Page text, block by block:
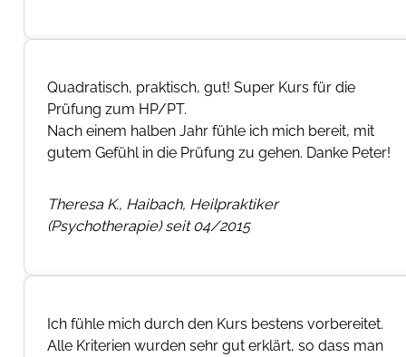
Quadratisch, praktisch, gut! Super Kurs für die
Prüfung zum HP/PT.
Nach einem halben Jahr fühle ich mich bereit, mit
gutem Gefühl in die Prüfung zu gehen. Danke Peter!
Theresa K., Haibach, Heilpraktiker
(Psychotherapie) seit 04/2015
Ich fühle mich durch den Kurs bestens vorbereitet.
Alle Kriterien wurden sehr gut erklärt, so dass man